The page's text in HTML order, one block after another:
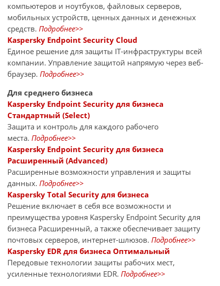
компьютеров и ноутбуков, файловых серверов,
мобильных устройств, ценных данных и денежных
средств. Подробнее>>
Kaspersky Endpoint Security Cloud
Единое решение для защиты IT-инфраструктуры всей
компании. Управление защитой напрямую через веб-
браузер. Подробнее>>
Для среднего бизнеса
Kaspersky Endpoint Security для бизнеса
Стандартный (Select)
Защита и контроль для каждого рабочего
места. Подробнее>>
Kaspersky Endpoint Security для бизнеса
Расширенный (Advanced)
Расширенные возможности управления и защиты
данных. Подробнее>>
Kaspersky Total Security для бизнеса
Решение включает в себя все возможности и
преимущества уровня Kaspersky Endpoint Security для
бизнеса Расширенный, а также обеспечивает защиту
почтовых серверов, интернет-шлюзов. Подробнее>>
Kaspersky EDR для бизнеса Оптимальный
Передовые технологии защиты рабочих мест,
усиленные технологиями EDR. Подробнее>>